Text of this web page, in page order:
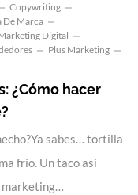
Copywriting
De Marca
Digital
Plus Marketing
¿Cómo hacer
sabes… tortilla
frío. Un taco así
marketing…